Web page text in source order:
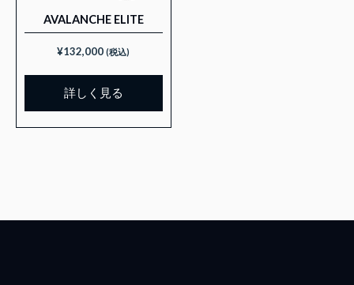
AVALANCHE ELITE
¥132,000 (税込)
詳しく見る